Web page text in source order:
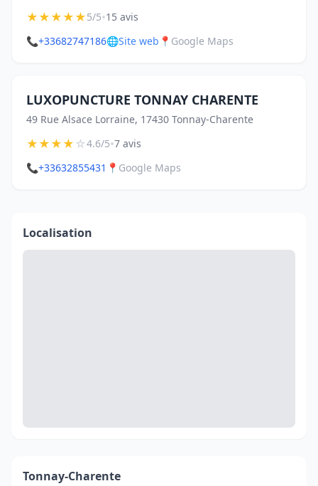
★★★★★5/5•15 avis
📞+33682747186🌐Site web 📍 Google Maps
LUXOPUNCTURE TONNAY CHARENTE
49 Rue Alsace Lorraine, 17430 Tonnay-Charente
★★★★☆4.6/5•7 avis
📞+33632855431 📍 Google Maps
Localisation
Tonnay-Charente